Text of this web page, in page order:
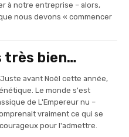
à notre entreprise – alors,
nous devons « commencer
très bien…
avant Noël cette année,
Le monde s'est
de L'Empereur nu –
vraiment ce qui se
pour l'admettre.